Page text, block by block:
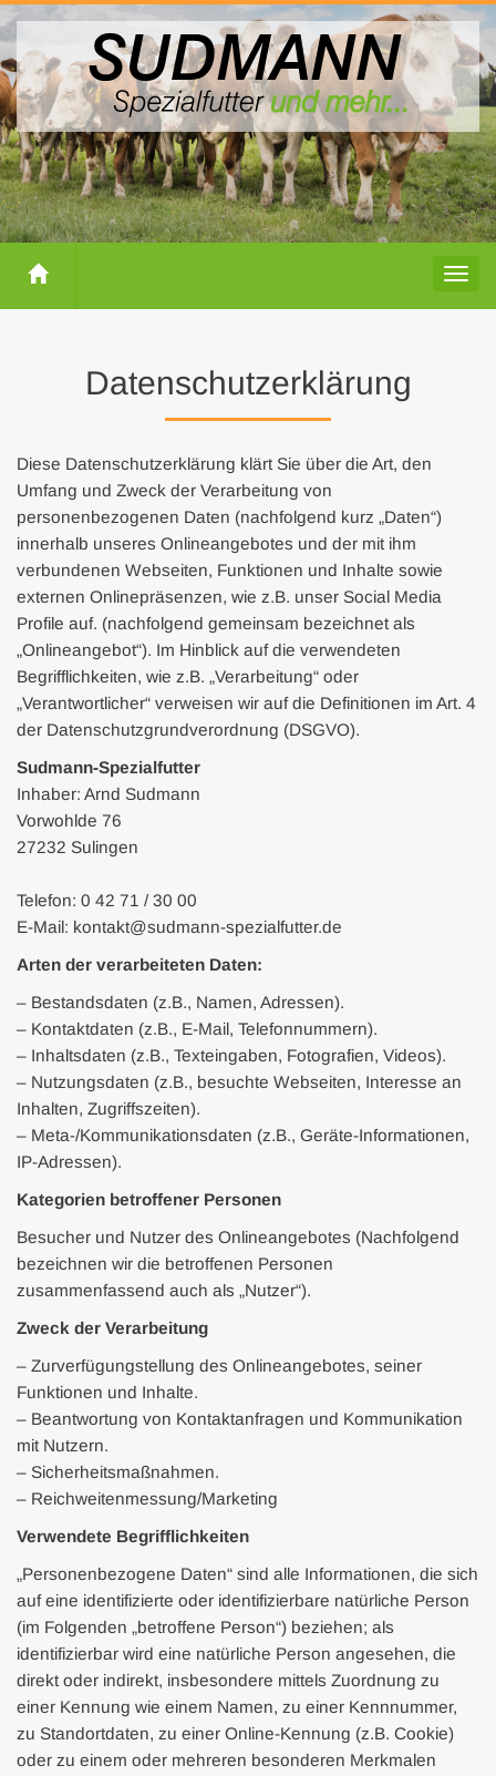
Datenschutzerklärung
Diese Datenschutzerklärung klärt Sie über die Art, den
Umfang und Zweck der Verarbeitung von
personenbezogenen Daten (nachfolgend kurz „Daten“)
innerhalb unseres Onlineangebotes und der mit ihm
verbundenen Webseiten, Funktionen und Inhalte sowie
externen Onlinepräsenzen, wie z.B. unser Social Media
Profile auf. (nachfolgend gemeinsam bezeichnet als
„Onlineangebot“). Im Hinblick auf die verwendeten
Begrifflichkeiten, wie z.B. „Verarbeitung“ oder
„Verantwortlicher“ verweisen wir auf die Definitionen im Art. 4
der Datenschutzgrundverordnung (DSGVO).
Sudmann-Spezialfutter
Inhaber: Arnd Sudmann
Vorwohlde 76
27232 Sulingen
Telefon: 0 42 71 / 30 00
E-Mail: kontakt@sudmann-spezialfutter.de
Arten der verarbeiteten Daten:
– Bestandsdaten (z.B., Namen, Adressen).
– Kontaktdaten (z.B., E-Mail, Telefonnummern).
– Inhaltsdaten (z.B., Texteingaben, Fotografien, Videos).
– Nutzungsdaten (z.B., besuchte Webseiten, Interesse an
Inhalten, Zugriffszeiten).
– Meta-/Kommunikationsdaten (z.B., Geräte-Informationen,
IP-Adressen).
Kategorien betroffener Personen
Besucher und Nutzer des Onlineangebotes (Nachfolgend
bezeichnen wir die betroffenen Personen
zusammenfassend auch als „Nutzer“).
Zweck der Verarbeitung
– Zurverfügungstellung des Onlineangebotes, seiner
Funktionen und Inhalte.
– Beantwortung von Kontaktanfragen und Kommunikation
mit Nutzern.
– Sicherheitsmaßnahmen.
– Reichweitenmessung/Marketing
Verwendete Begrifflichkeiten
„Personenbezogene Daten“ sind alle Informationen, die sich
auf eine identifizierte oder identifizierbare natürliche Person
(im Folgenden „betroffene Person“) beziehen; als
identifizierbar wird eine natürliche Person angesehen, die
direkt oder indirekt, insbesondere mittels Zuordnung zu
einer Kennung wie einem Namen, zu einer Kennnummer,
zu Standortdaten, zu einer Online-Kennung (z.B. Cookie)
oder zu einem oder mehreren besonderen Merkmalen